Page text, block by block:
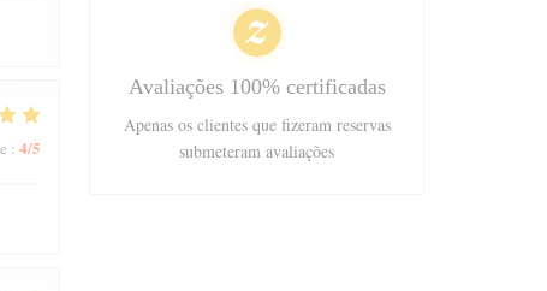
: 4/5
Avaliações 100% certificadas
Apenas os clientes que fizeram reservas
submeteram avaliações